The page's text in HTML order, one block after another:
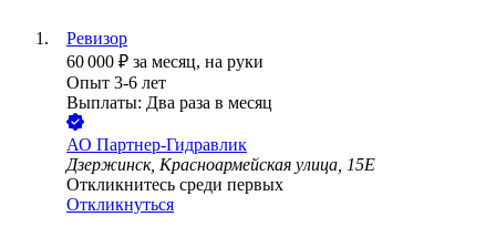
Ревизор
60 000 ₽ за месяц, на руки
Опыт 3-6 лет
Выплаты: Два раза в месяц
АО Партнер-Гидравлик
Дзержинск, Красноармейская улица, 15Е
Откликнитесь среди первых
Откликнуться